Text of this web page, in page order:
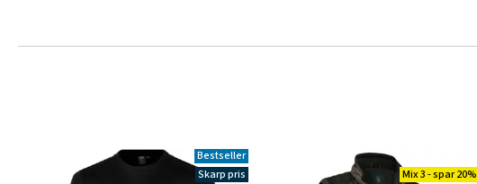
Bestseller
Skarp pris
Mix 3 - spar 20%